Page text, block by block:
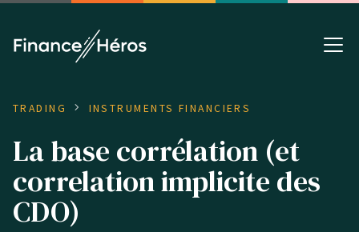
TRADING INSTRUMENTS FINANCIERS
La base corrélation (et
correlation implicite des
CDO)